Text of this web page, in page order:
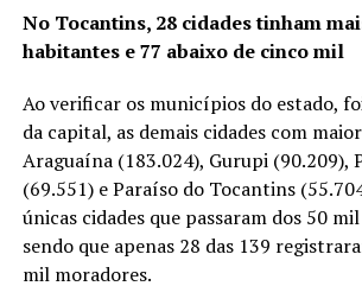
No Tocantins, 28 cidades tinham
habitantes e 77 abaixo de cinco mil
Ao verificar os municípios do estado,
da capital, as demais cidades com
Araguaína (183.024), Gurupi (90.209),
(69.551) e Paraíso do Tocantins
únicas cidades que passaram dos 50
sendo que apenas 28 das 139
mil moradores.